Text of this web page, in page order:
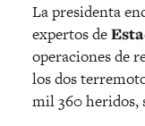
La presidenta
expertos de
operaciones de
los dos
mil 360 heridos,